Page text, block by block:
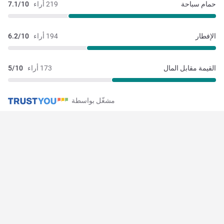
219 أراء 7.1/10 حمام سباحة
194 أراء 6.2/10 الإفطار
173 أراء 5/10 القيمة مقابل المال
مشغّل بواسطة